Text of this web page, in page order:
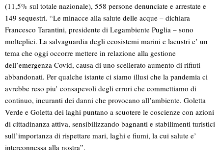
(11,5% sul totale nazionale), 558 persone denunciate e arrestate e
149 sequestri. “Le minacce alla salute delle acque – dichiara
Francesco Tarantini, presidente di Legambiente Puglia – sono
molteplici. La salvaguardia degli ecosistemi marini e lacustri e’ un
tema che oggi occorre mettere in relazione alla gestione
dell’emergenza Covid, causa di uno scellerato aumento di rifiuti
abbandonati. Per qualche istante ci siamo illusi che la pandemia ci
avrebbe reso piu’ consapevoli degli errori che commettiamo di
continuo, incuranti dei danni che provocano all’ambiente. Goletta
Verde e Goletta dei laghi puntano a scuotere le coscienze con azioni
di cittadinanza attiva, sensibilizzando bagnanti e stabilimenti turistici
sull’importanza di rispettare mari, laghi e fiumi, la cui salute e’
interconnessa alla nostra”.